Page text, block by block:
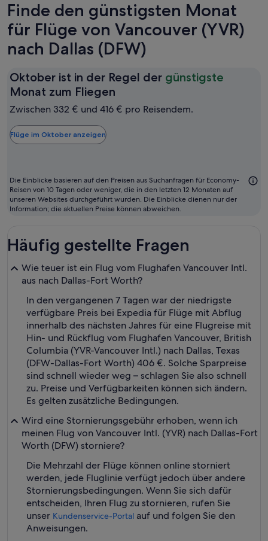
Finde den günstigsten Monat
für Flüge von Vancouver (YVR)
nach Dallas (DFW)
Oktober ist in der Regel der günstigste
Monat zum Fliegen
ist
günstigste
Monat
zum
Zwischen 332 € und 416 € pro Reisendem.
Flüge im Oktober anzeigen
Die Einblicke basieren auf den Preisen aus Suchanfragen für Economy-
Reisen von 10 Tagen oder weniger, die in den letzten 12 Monaten auf
unseren Websites durchgeführt wurden. Die Einblicke dienen nur der
Information; die aktuellen Preise können abweichen.
Häufig gestellte Fragen
Wie teuer ist ein Flug vom Flughafen Vancouver Intl.
aus nach Dallas-Fort Worth?
In den vergangenen 7 Tagen war der niedrigste
verfügbare Preis bei Expedia für Flüge mit Abflug
innerhalb des nächsten Jahres für eine Flugreise mit
Hin- und Rückflug vom Flughafen Vancouver, British
Columbia (YVR-Vancouver Intl.) nach Dallas, Texas
(DFW-Dallas-Fort Worth) 406 €. Solche Sparpreise
sind schnell wieder weg – schlagen Sie also schnell
zu. Preise und Verfügbarkeiten können sich ändern.
Es gelten zusätzliche Bedingungen.
Wird eine Stornierungsgebühr erhoben, wenn ich
meinen Flug von Vancouver Intl. (YVR) nach Dallas-Fort
Worth (DFW) storniere?
Die Mehrzahl der Flüge können online storniert
werden, jede Fluglinie verfügt jedoch über andere
Stornierungsbedingungen. Wenn Sie sich dafür
entscheiden, Ihren Flug zu stornieren, rufen Sie
unser Kundenservice-Portal auf und folgen Sie den
Anweisungen.